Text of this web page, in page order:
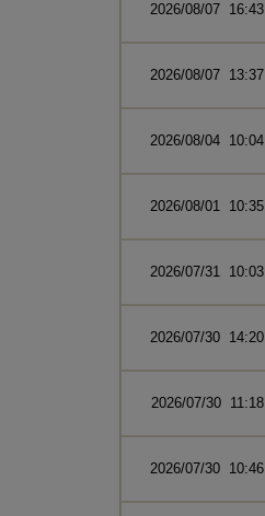
2026/08/07 16:43
2026/08/07 13:37
2026/08/04 10:04
2026/08/01 10:35
2026/07/31 10:03
2026/07/30 14:20
2026/07/30 11:18
2026/07/30 10:46